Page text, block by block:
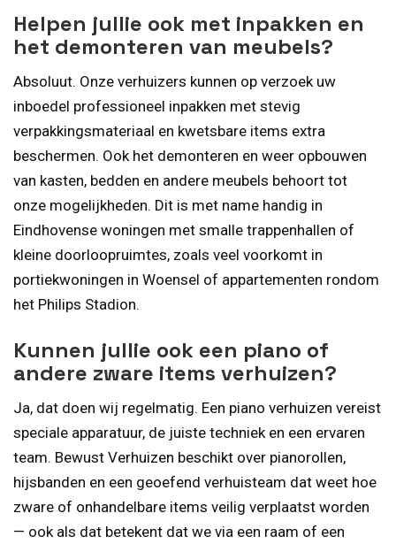
Helpen jullie ook met inpakken en
het demonteren van meubels?
Absoluut. Onze verhuizers kunnen op verzoek uw
inboedel professioneel inpakken met stevig
verpakkingsmateriaal en kwetsbare items extra
beschermen. Ook het demonteren en weer opbouwen
van kasten, bedden en andere meubels behoort tot
onze mogelijkheden. Dit is met name handig in
Eindhovense woningen met smalle trappenhallen of
kleine doorloopruimtes, zoals veel voorkomt in
portiekwoningen in Woensel of appartementen rondom
het Philips Stadion.
Kunnen jullie ook een piano of
andere zware items verhuizen?
Ja, dat doen wij regelmatig. Een piano verhuizen vereist
speciale apparatuur, de juiste techniek en een ervaren
team. Bewust Verhuizen beschikt over pianorollen,
hijsbanden en een geoefend verhuisteam dat weet hoe
zware of onhandelbare items veilig verplaatst worden
— ook als dat betekent dat we via een raam of een